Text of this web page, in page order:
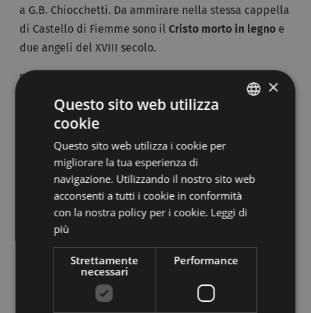
a G.B. Chiocchetti. Da ammirare nella stessa cappella
di Castello di Fiemme sono il Cristo morto in legnoe
due angeli del XVIII secolo.
Sul colle dominante l'abitato di Castello di Fiemme
si erge la
chiesa di San Giorgio
, consacrata nel 1864 e
restaurata nel 1925. Ricca di decorazioni antiche
portale maggiore, recanti intagli di Tita Pederiva.
Nel 1956 la frazione diStramentizzofu sommersa
dall'omonimo lago artificiale. Gli eventi di questa
vicenda furono ricostruiti accuratamente dalla
maestra
Castello di Fiemme è il luogo ideale per quanti
desiderano trascorrere delle
vacanze culturali in val
×
Questo sito web utilizza
cookie
Questo sito web utilizza i cookie per
migliorare la tua esperienza di
navigazione. Utilizzando il nostro sito web
acconsenti a tutti i cookie in conformità
con la nostra policy per i cookie. Leggi di
più
Strettamente
necessari
Performance